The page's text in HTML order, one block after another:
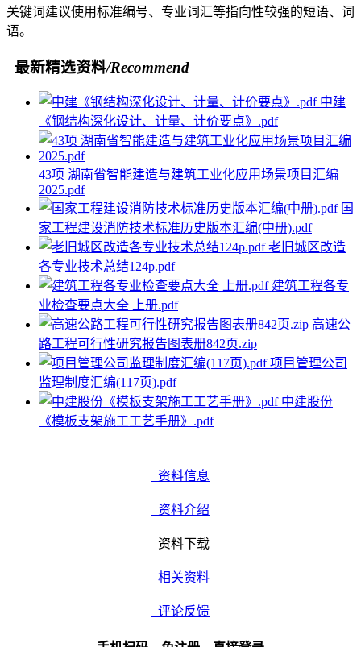
关键词建议使用标准编号、专业词汇等指向性较强的短语、词
语。
最新精选资料/Recommend
中建
《钢结构深化设计、计量、计价要点》.pdf
43项 湖南省智能建造与建筑工业化应用场景项目汇编
2025.pdf
国
家工程建设消防技术标准历史版本汇编(中册).pdf
老旧城区改造
各专业技术总结124p.pdf
建筑工程各专
业检查要点大全 上册.pdf
高速公
路工程可行性研究报告图表册842页.zip
项目管理公司
监理制度汇编(117页).pdf
中建股份
《模板支架施工工艺手册》.pdf
资料信息
资料介绍
资料下载
相关资料
评论反馈